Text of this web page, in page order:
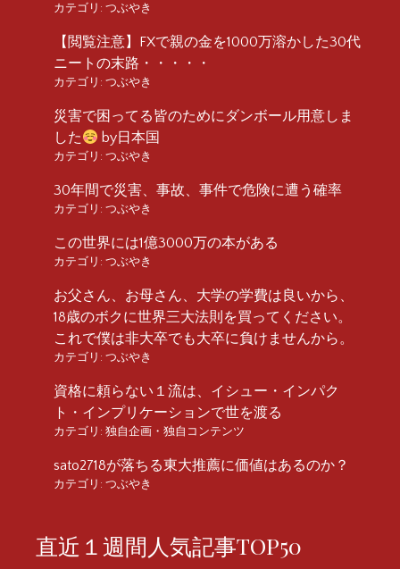
カテゴリ: つぶやき
【閲覧注意】FXで親の金を1000万溶かした30代
ニートの末路・・・・・
カテゴリ: つぶやき
災害で困ってる皆のためにダンボール用意しま
した
by日本国
カテゴリ: つぶやき
30年間で災害、事故、事件で危険に遭う確率
カテゴリ: つぶやき
この世界には1億3000万の本がある
カテゴリ: つぶやき
お父さん、お母さん、大学の学費は良いから、
18歳のボクに世界三大法則を買ってください。
これで僕は非大卒でも大卒に負けませんから。
カテゴリ: つぶやき
資格に頼らない１流は、イシュー・インパク
ト・インプリケーションで世を渡る
カテゴリ: 独自企画・独自コンテンツ
sato2718が落ちる東大推薦に価値はあるのか？
カテゴリ: つぶやき
直近１週間人気記事TOP50